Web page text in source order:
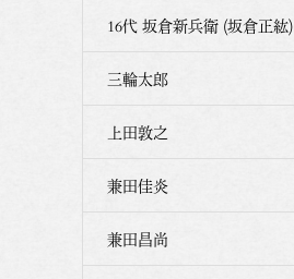
16代 坂倉新兵衛 (坂倉正紘)
三輪太郎
上田敦之
兼田佳炎
兼田昌尚